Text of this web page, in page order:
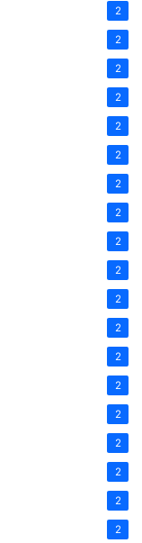
2
2
2
2
2
2
2
2
2
2
2
2
2
2
2
2
2
2
2